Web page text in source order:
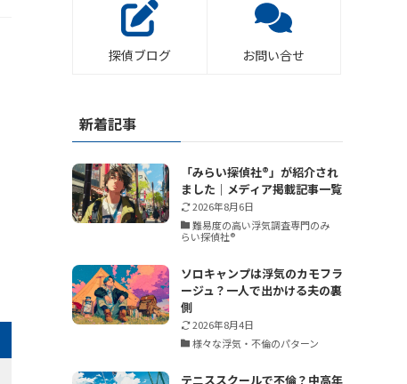
探偵ブログ お問い合せ
新着記事
「みらい探偵社®︎」が紹介され
ました｜メディア掲載記事一覧
2026年8月6日
難易度の高い浮気調査専門のみ
らい探偵社®︎
ソロキャンプは浮気のカモフラ
ージュ？一人で出かける夫の裏
側
2026年8月4日
様々な浮気・不倫のパターン
テニススクールで不倫？中高年